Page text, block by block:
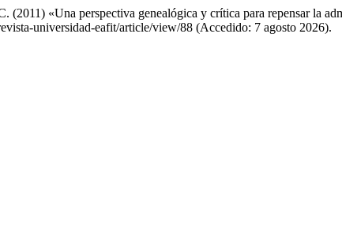
(2011) «Una perspectiva genealógica y crítica para repensar la
universidad-eafit/article/view/88 (Accedido: 7 agosto 2026).